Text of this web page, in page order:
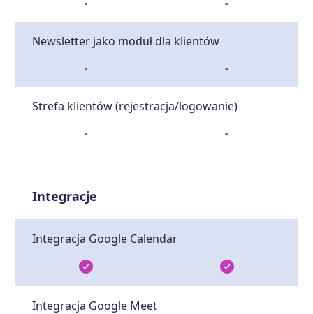
- -
Newsletter jako moduł dla klientów
- -
Strefa klientów (rejestracja/logowanie)
- -
Integracje
Integracja Google Calendar
Integracja Google Meet